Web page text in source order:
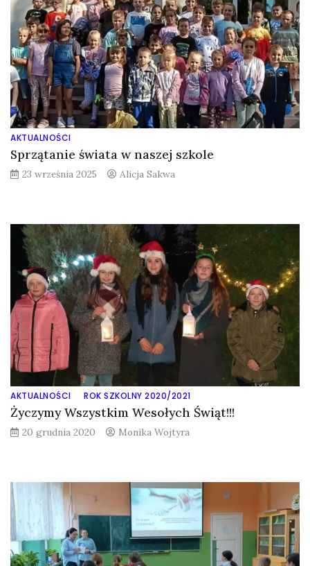
AKTUALNOŚCI
Sprzątanie świata w naszej szkole
23 września 2025 Alicja Sakwa
AKTUALNOŚCI ROK SZKOLNY 2020/2021
Życzymy Wszystkim Wesołych Świąt!!!
20 grudnia 2020 Monika Wojtyra